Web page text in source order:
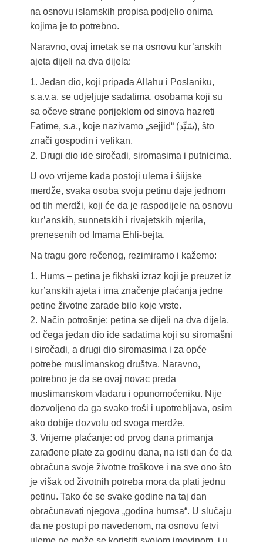
na osnovu islamskih propisa podjelio onima
kojima je to potrebno.
Naravno, ovaj imetak se na osnovu kur’anskih
ajeta dijeli na dva dijela:
1. Jedan dio, koji pripada Allahu i Poslaniku,
s.a.v.a. se udjeljuje sadatima, osobama koji su
sa očeve strane porijeklom od sinova hazreti
Fatime, s.a., koje nazivamo „sejjid“ (سَيِّد), što
znači gospodin i velikan.
2. Drugi dio ide siročadi, siromasima i putnicima.
U ovo vrijeme kada postoji ulema i šiijske
merdže, svaka osoba svoju petinu daje jednom
od tih merdži, koji će da je raspodijele na osnovu
kur’anskih, sunnetskih i rivajetskih mjerila,
prenesenih od Imama Ehli-bejta.
Na tragu gore rečenog, rezimiramo i kažemo:
1. Hums – petina je fikhski izraz koji je preuzet iz
kur’anskih ajeta i ima značenje plaćanja jedne
petine životne zarade bilo koje vrste.
2. Način potrošnje: petina se dijeli na dva dijela,
od čega jedan dio ide sadatima koji su siromašni
i siročadi, a drugi dio siromasima i za opće
potrebe muslimanskog društva. Naravno,
potrebno je da se ovaj novac preda
muslimanskom vladaru i opunomoćeniku. Nije
dozvoljeno da ga svako troši i upotrebljava, osim
ako dobije dozvolu od svoga merdže.
3. Vrijeme plaćanje: od prvog dana primanja
zarađene plate za godinu dana, na isti dan će da
obračuna svoje životne troškove i na sve ono što
je višak od životnih potreba mora da plati jednu
petinu. Tako će se svake godine na taj dan
obračunavati njegova „godina humsa“. U slučaju
da ne postupi po navedenom, na osnovu fetvi